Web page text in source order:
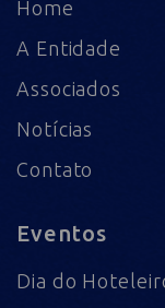
Home
A Entidade
Associados
Notícias
Contato
Eventos
Dia do